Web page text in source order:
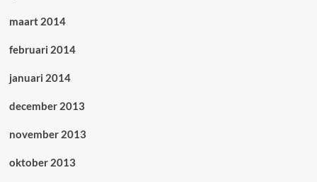
maart 2014
februari 2014
januari 2014
december 2013
november 2013
oktober 2013